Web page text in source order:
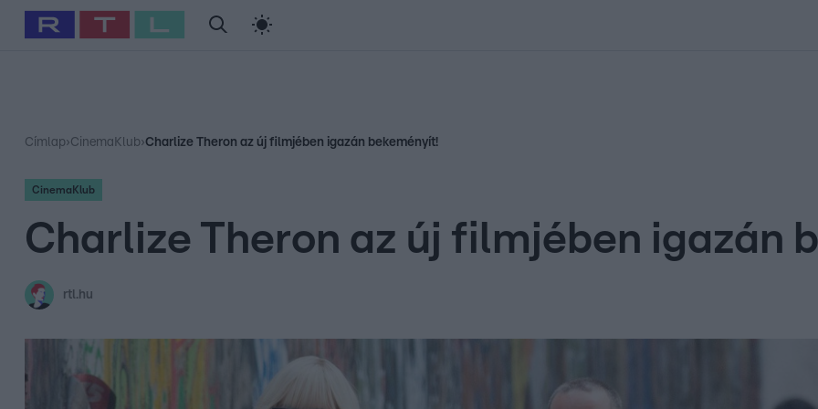
Babits Marcella Szellő István Most Wanted
Címlap›CinemaKlub›Charlize Theron az új filmjében igazán bekeményít!
CinemaKlub
Charlize Theron az új filmjében igazán
rtl.hu